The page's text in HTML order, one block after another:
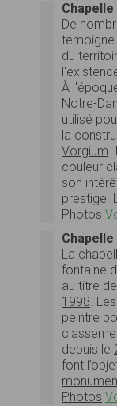
De
témoigne
du
À
Notre-
utilisé
la
Vorgium.
couleur
son
prestige.
Photos
La
fontaine
au titre
1998.
peintre
depuis le
font
Photos